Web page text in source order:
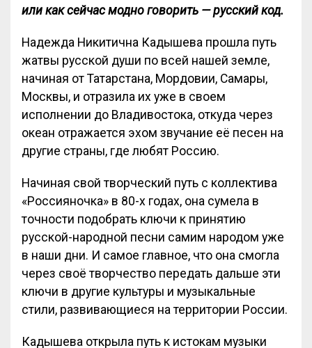
или как сейчас модно говорить — русский код.
Надежда Никитична Кадышева прошла путь
жатвы русской души по всей нашей земле,
начиная от Татарстана, Мордовии, Самары,
Москвы, и отразила их уже в своем
исполнении до Владивостока, откуда через
океан отражается эхом звучание её песен на
другие страны, где любят Россию.
Начиная свой творческий путь с коллектива
«Россияночка» в 80-х годах, она сумела в
точности подобрать ключи к принятию
русской-народной песни самим народом уже
в наши дни. И самое главное, что она смогла
через своё творчество передать дальше эти
ключи в другие культуры и музыкальные
стили, развивающиеся на территории России.
Кадышева открыла путь к истокам музыки